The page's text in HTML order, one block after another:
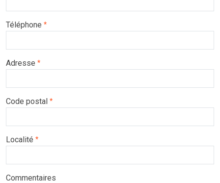
Téléphone *
Adresse *
Code postal *
Localité *
Commentaires